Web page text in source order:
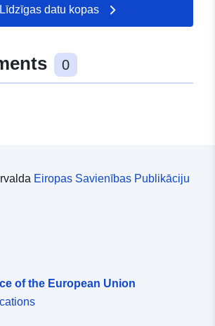
Līdzīgas datu kopas
0
Eiropas Savienības Publikāciju
of the European Union